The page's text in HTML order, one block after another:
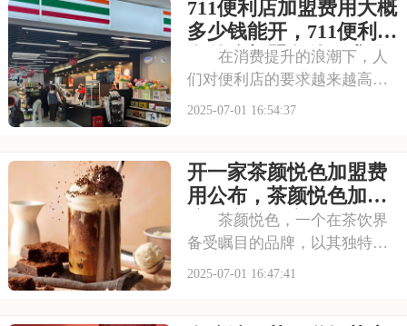
鼻而来，让人垂涎欲滴。每一
款汉堡都选用上等的食材，搭
配新鲜的蔬菜和秘制
711便利店加盟费用大概
多少钱能开，711便利店
有什么加盟条件要求吗
在消费提升的浪潮下，人
们对便利店的要求越来越高，
不仅追求商品的丰富性，更注
泛的门店网络和丰富的商品种
类，赢得了市场的认可。每一
间711店铺都
2025-07-01 16:54:37
开一家茶颜悦色加盟费
用公布，茶颜悦色加盟
流程详解内容介绍
茶颜悦色，一个在茶饮界
备受瞩目的品牌，以其独特的
中式茶饮风格和深厚的文化底
2025-07-01 16:47:41